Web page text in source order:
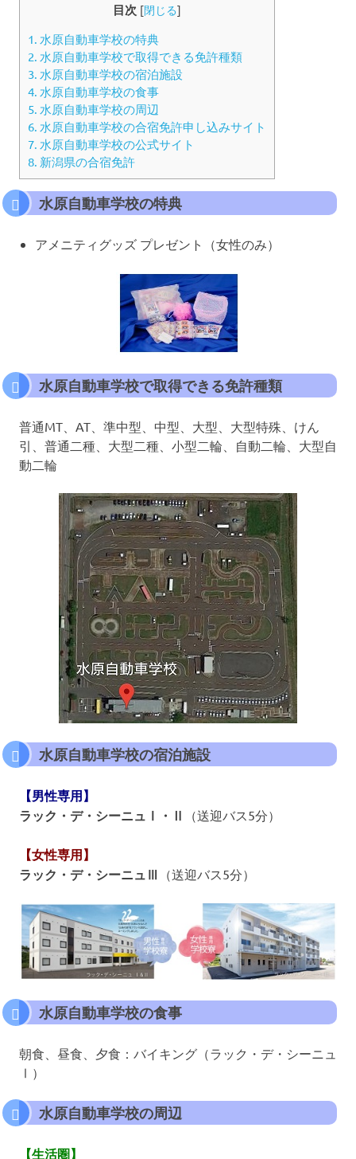
目次 [閉じる]
1. 水原自動車学校の特典
2. 水原自動車学校で取得できる免許種類
3. 水原自動車学校の宿泊施設
4. 水原自動車学校の食事
5. 水原自動車学校の周辺
6. 水原自動車学校の合宿免許申し込みサイト
7. 水原自動車学校の公式サイト
8. 新潟県の合宿免許
水原自動車学校の特典
アメニティグッズ プレゼント（女性のみ）
水原自動車学校で取得できる免許種類
普通MT、AT、準中型、中型、大型、大型特殊、けん
引、普通二種、大型二種、小型二輪、自動二輪、大型自
動二輪
水原自動車学校の宿泊施設
【男性専用】
ラック・デ・シーニュⅠ・Ⅱ
（送迎バス5分）
【女性専用】
ラック・デ・シーニュⅢ （送迎バス5分）
水原自動車学校の食事
朝食、昼食、夕食：バイキング（ラック・デ・シーニュ
Ⅰ）
水原自動車学校の周辺
【生活圏】